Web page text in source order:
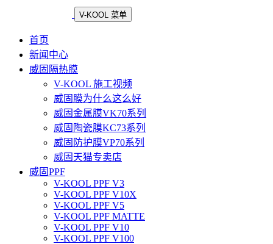
V-KOOL 菜单
首页
新闻中心
威固隔热膜
V-KOOL 施工视频
威固膜为什么这么好
威固金属膜VK70系列
威固陶瓷膜KC73系列
威固防护膜VP70系列
威固天猫专卖店
威固PPF
V-KOOL PPF V3
V-KOOL PPF V10X
V-KOOL PPF V5
V-KOOL PPF MATTE
V-KOOL PPF V10
V-KOOL PPF V100